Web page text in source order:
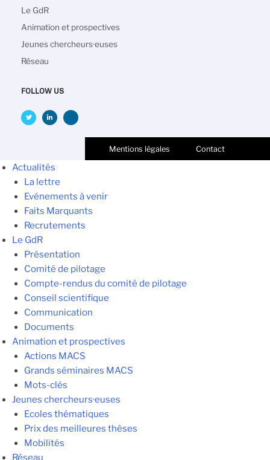
principale
Le GdR
Animation et prospectives
Jeunes chercheurs·euses
Réseau
FOLLOW US
Mentions légales Contact
Actualités
La lettre
Evénements à venir
Faits Marquants
Recrutements
Le GdR
Présentation
Comité de pilotage
Compte-rendus du comité de pilotage
Conseil scientifique
Communication
Documents
Animation et prospectives
Actions MACS
Grands séminaires MACS
Mots-clés
Jeunes chercheurs·euses
Ecoles thématiques
Prix des meilleures thèses
Mobilités
Réseau